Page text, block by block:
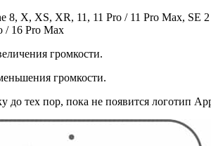
8, X, XS, XR, 11, 11 Pro / 11 Pro Max,
/ 16 Pro Max
громкости.
громкости.
тех пор, пока не появится логотип